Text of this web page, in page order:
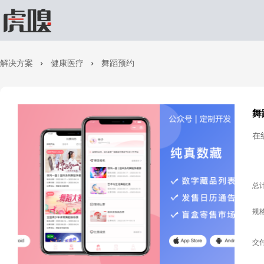
解决方案 健康医疗 舞蹈预约
舞
在
总
规
交